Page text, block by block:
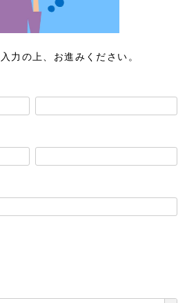
力の上、お進みください。